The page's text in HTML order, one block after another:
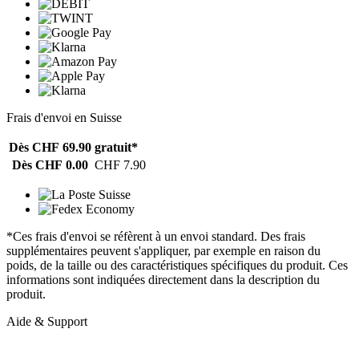
Frais d'envoi en Suisse
Dès CHF 69.90 gratuit*
Dès CHF 0.00 CHF 7.90
*Ces frais d'envoi se réfèrent à un envoi standard. Des frais
supplémentaires peuvent s'appliquer, par exemple en raison du
poids, de la taille ou des caractéristiques spécifiques du produit. Ces
informations sont indiquées directement dans la description du
produit.
Aide & Support